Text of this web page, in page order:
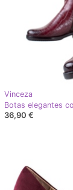
Vinceza
36,90 €